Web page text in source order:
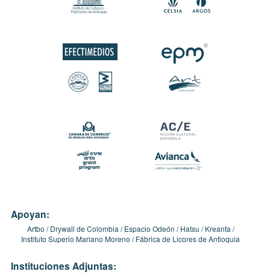
Apoyan:
Artbo Drywall de Colombia Espacio Odeón Hatsu
Kreanta
Instituto Superio Mariano Moreno
Fábrica de Licores de Antioquia
Instituciones Adjuntas: